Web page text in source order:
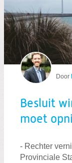
Besluit
Door
Besluit
moet
- Rechter
Provinciale